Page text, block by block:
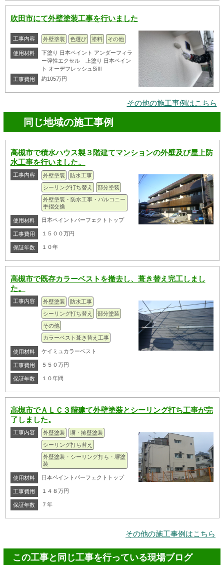
吹田市にて外壁塗装工事を行いました
工事内容 外壁塗装 色選び 塗料 その他
使用材料
下塗り 日本ペイント アンダーフィラ
ー弾性エクセル 上塗り 日本ペイン
ト オーデフレッシュSiⅢ
工事費用
約105万円
その他の施工事例はこちら
同じ地域の施工事例
高槻市で積水ハウス製３階建てマンションの外壁及び屋上防
水工事を行いました。
工事内容 外壁塗装
防水工事
シーリング打ち替え
部分塗装
外壁塗装・防水工事・バルコニー
手摺交換
使用材料 日本ペイントパーフェクトトップ
工事費用 １５００万円
保証年数 １０年
高槻市で既存カラーベストを撤去し、葺き替え完工しまし
た。
工事内容 外壁塗装
防水工事
シーリング打ち替え
部分塗装
その他
カラーベスト葺き替え工事
使用材料 ケイミュカラーベスト
工事費用 ５５０万円
保証年数 １０年間
高槻市でＡＬＣ３階建て外壁塗装とシーリング打ち工事が完
了しました。
工事内容 外壁塗装
塀・擁壁塗装
シーリング打ち替え
外壁塗装・シーリング打ち・塀塗
装
使用材料 日本ペイントパーフェクトトップ
工事費用 １４８万円
保証年数 ７年
その他の施工事例はこちら
この工事と同じ工事を行っている現場ブログ